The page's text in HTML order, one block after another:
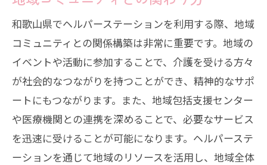
和歌山県でヘルパーステーションを利用する際、地域
コミュニティとの関係構築は非常に重要です。地域の
イベントや活動に参加することで、介護を受ける方々
が社会的なつながりを持つことができ、精神的なサポ
ートにもつながります。また、地域包括支援センター
や医療機関との連携を深めることで、必要なサービス
を迅速に受けることが可能になります。ヘルパーステ
ーションを通じて地域のリソースを活用し、地域全体